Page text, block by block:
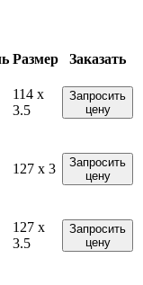
Размер
Заказать
114 x
3.5
Запросить
цену
127 x 3
Запросить
цену
127 x
3.5
Запросить
цену